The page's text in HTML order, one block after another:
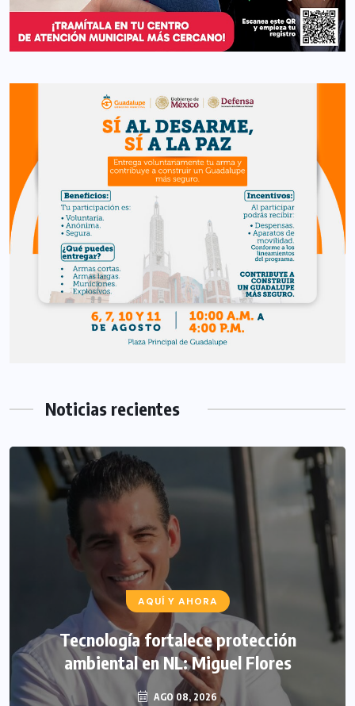
Noticias recientes
AQUÍ Y AHORA
Tecnología fortalece protección
ambiental en NL: Miguel Flores
AGO 08, 2026